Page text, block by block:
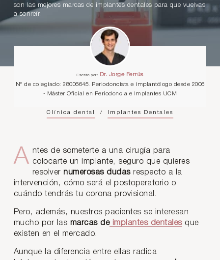
son las mejores marcas de implantes dentales para que vuelvas
a sonreír.
Escrito por:
Dr. Jorge Ferrús
Nº de colegiado: 28006645. Periodoncista e implantólogo desde 2006
- Máster Oficial en Periodoncia e Implantes UCM
Clínica dental / Implantes Dentales
Antes de someterte a una cirugía para colocarte un implante, seguro que quieres
resolver numerosas dudasrespecto a la
intervención, cómo será el postoperatorio o
cuándo tendrás tu corona provisional.
Pero, además, nuestros pacientes se interesan
mucho por las marcas deimplantes dentalesque
existen en el mercado.
Aunque la diferencia entre ellas radica